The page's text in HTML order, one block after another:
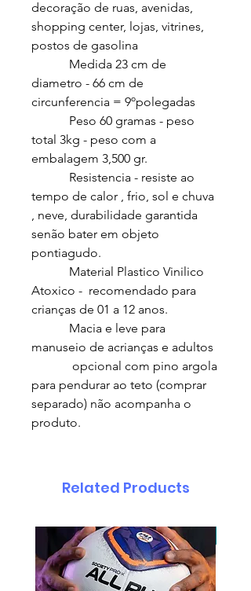
decoração de ruas, avenidas,
shopping center, lojas, vitrines,
postos de gasolina
Medida 23 cm de
diametro - 66 cm de
circunferencia = 9ºpolegadas
Peso 60 gramas - peso
total 3kg - peso com a
embalagem 3,500 gr.
Resistencia - resiste ao
tempo de calor , frio, sol e chuva
, neve, durabilidade garantida
senão bater em objeto
pontiagudo.
Material Plastico Vinilico
Atoxico - recomendado para
crianças de 01 a 12 anos.
Macia e leve para
manuseio de acrianças e adultos
opcional com pino argola
para pendurar ao teto (comprar
separado) não acompanha o
produto.
Related Products